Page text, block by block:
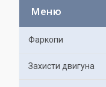
Фаркопи
Захисти двигуна